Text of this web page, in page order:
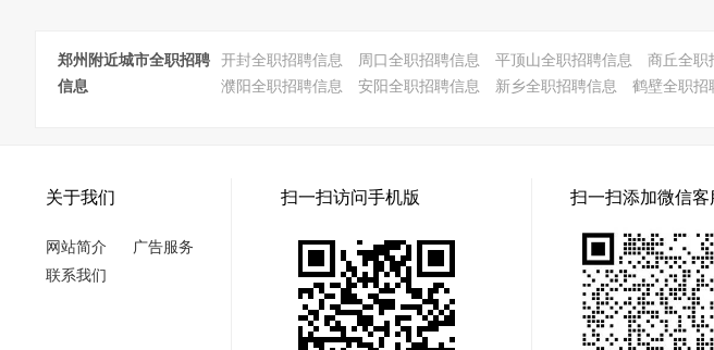
郑州附近城市全职招聘
信息
开封全职招聘信息 周口全职招聘信息 平顶山全职招聘信息 商丘全职
濮阳全职招聘信息
安阳全职招聘信息 新乡全职招聘信息 鹤壁全职招
关于我们
网站简介
广告服务
联系我们
扫一扫访问手机版 扫一扫添加微信客